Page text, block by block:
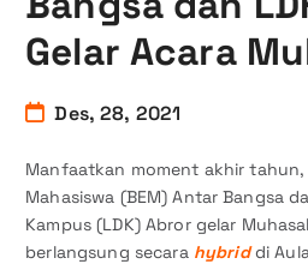
Gelar Acara
Des, 28, 2021
Manfaatkan moment akhir
Mahasiswa (BEM) Antar Bangsa
Kampus (LDK) Abror gelar
berlangsung secara hybriddi